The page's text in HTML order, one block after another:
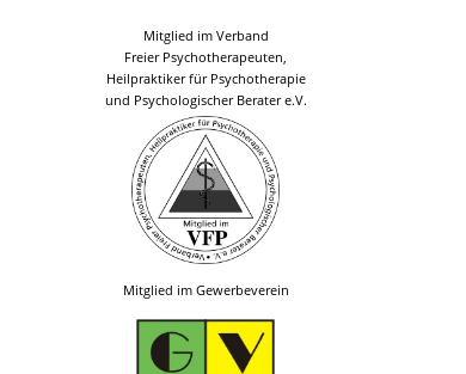
Mitglied im Verband
Freier Psychotherapeuten,
Heilpraktiker für Psychotherapie
und Psychologischer Berater e.V.
Mitglied im Gewerbeverein